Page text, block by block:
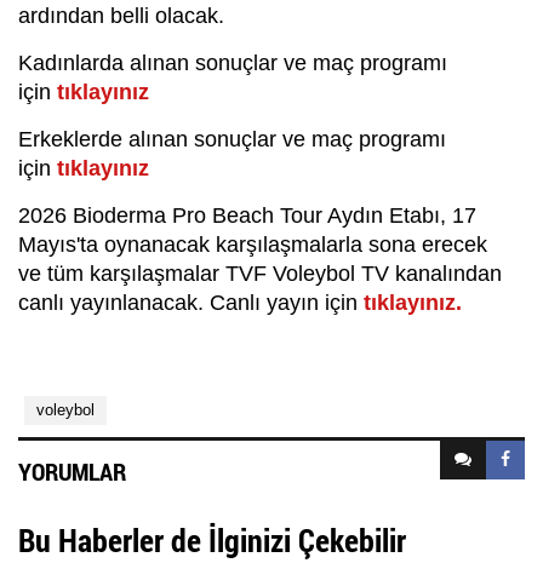
ardından belli olacak.
Kadınlarda alınan sonuçlar ve maç programı
için tıklayınız
Erkeklerde alınan sonuçlar ve maç programı
için tıklayınız
2026 Bioderma Pro Beach Tour Aydın Etabı, 17
Mayıs'ta oynanacak karşılaşmalarla sona erecek
ve tüm karşılaşmalar TVF Voleybol TV kanalından
canlı yayınlanacak. Canlı yayın için tıklayınız.
voleybol
YORUMLAR
Bu Haberler de İlginizi Çekebilir